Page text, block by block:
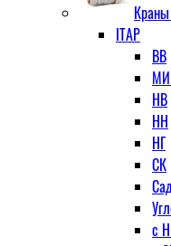
ITAP
ВВ
НВ
НН
НГ
СК
с